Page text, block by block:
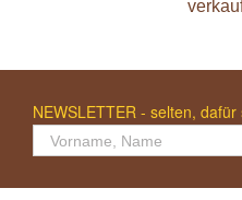
NEWSLETTER - selten,